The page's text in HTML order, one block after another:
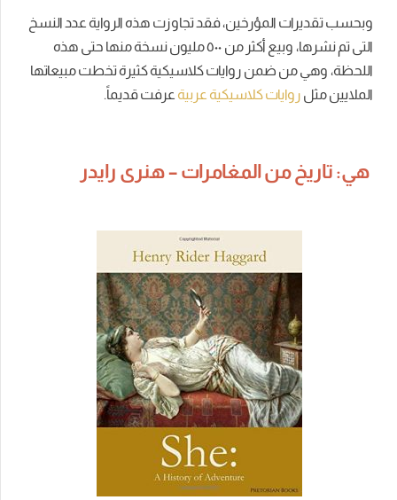
وبحسب تقديرات المؤرخين، فقد تجاوزت هذه الرواية عدد النسخ
التى تم نشرها، وبيع أكثر من ٥۰۰ مليون نسخة منها حتى هذه
اللحظة، وهي من ضمن روايات كلاسيكية كثيرة تخطت مبيعاتها
الملايين مثل روايات كلاسيكية عربية عرفت قديماً.
هي: تاريخ من المغامرات – هنرى رايدر